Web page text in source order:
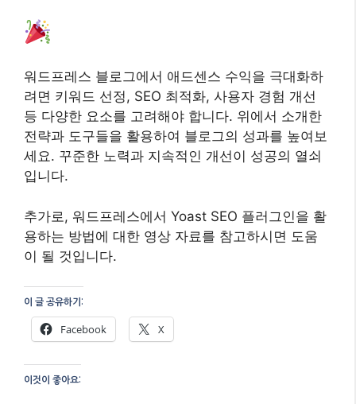
워드프레스 블로그에서 애드센스 수익을 극대화하
려면 키워드 선정, SEO 최적화, 사용자 경험 개선
등 다양한 요소를 고려해야 합니다. 위에서 소개한
전략과 도구들을 활용하여 블로그의 성과를 높여보
세요. 꾸준한 노력과 지속적인 개선이 성공의 열쇠
입니다.
추가로, 워드프레스에서 Yoast SEO 플러그인을 활
용하는 방법에 대한 영상 자료를 참고하시면 도움
이 될 것입니다.
이 글 공유하기:
Facebook X
이것이 좋아요: